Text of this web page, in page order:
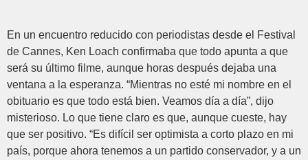
En un encuentro reducido con periodistas desde el Festival
de Cannes, Ken Loach confirmaba que todo apunta a que
será su último filme, aunque horas después dejaba una
ventana a la esperanza. “Mientras no esté mi nombre en el
obituario es que todo está bien. Veamos día a día”, dijo
misterioso. Lo que tiene claro es que, aunque cueste, hay
que ser positivo. “Es difícil ser optimista a corto plazo en mi
país, porque ahora tenemos a un partido conservador, y a un